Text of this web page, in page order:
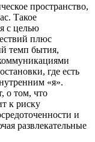
пространство,
Такое
с целью
плюс
темп бытия,
где есть
«я».
о том, что
к риску
и
развлекательные